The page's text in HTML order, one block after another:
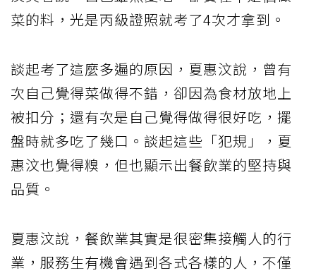
菜的料，光是丙級證照就考了4次才拿到。
談起考了這麼多遍的原因，夏惠汶說，曾有
次自己覺得菜做得不錯，卻因為食材放地上
被扣分；還有次是自己覺得做得很好吃，擺
盤時就多吃了幾口。談起這些「犯規」，夏
惠汶也覺得糗，但也顯示出餐飲業的堅持與
品質。
夏惠汶說，餐飲業其實是很密集接觸人的行
業，服務生有機會遇到各式各樣的人，不僅